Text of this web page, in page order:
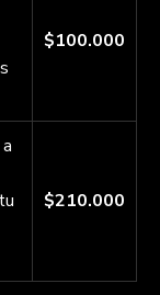
$100.000
$210.000